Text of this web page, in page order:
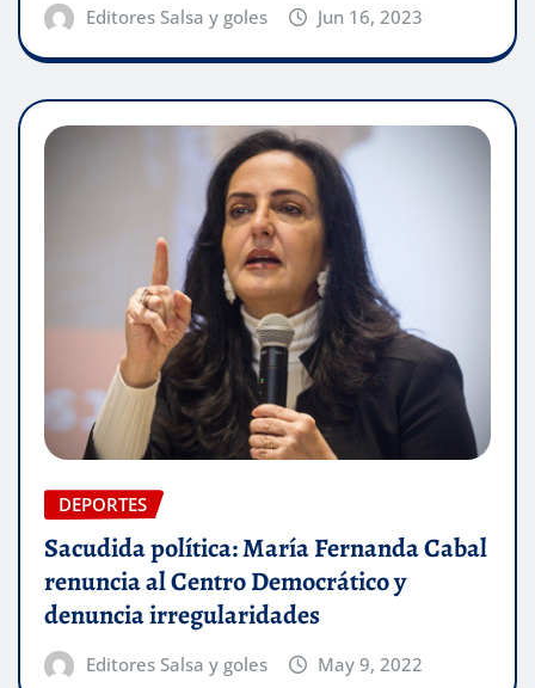
Editores Salsa y goles Jun 16, 2023
DEPORTES
Sacudida política: María Fernanda Cabal
renuncia al Centro Democrático y
denuncia irregularidades
Editores Salsa y goles May 9, 2022